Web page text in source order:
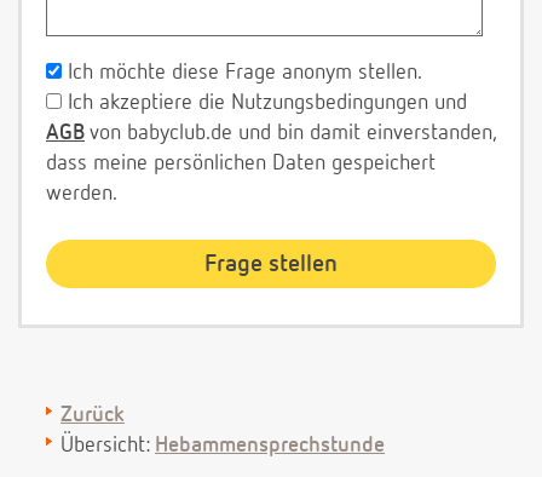
Ich möchte diese Frage anonym stellen.
Ich akzeptiere die Nutzungsbedingungen und
AGB von babyclub.de und bin damit einverstanden,
dass meine persönlichen Daten gespeichert
werden.
Zurück
Übersicht: Hebammensprechstunde